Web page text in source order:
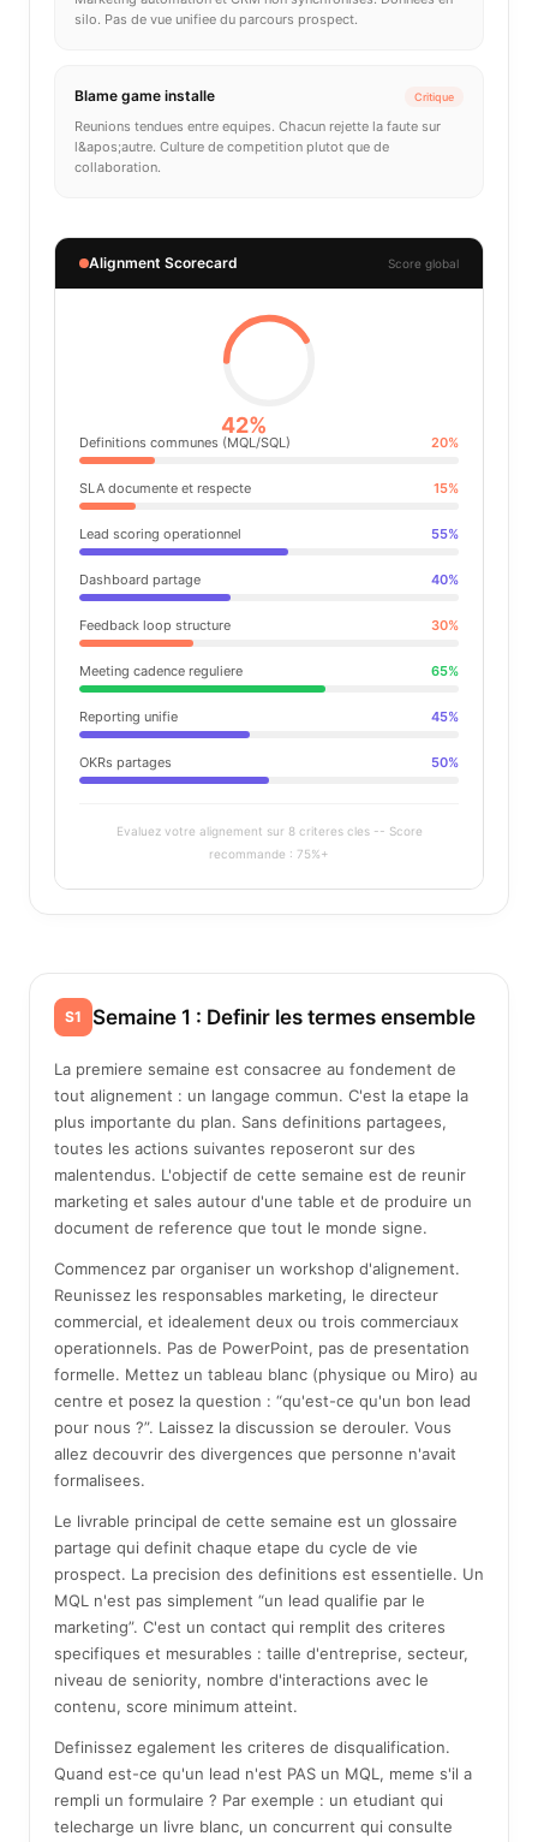
silo. Pas de vue unifiee du parcours prospect.
Blame game installe Critique
Reunions tendues entre equipes. Chacun rejette la faute sur
l&apos;autre. Culture de competition plutot que de
collaboration.
Alignment Scorecard Score global
42%
Definitions communes (MQL/SQL) 20%
SLA documente et respecte 15%
Lead scoring operationnel 55%
Dashboard partage 40%
Feedback loop structure 30%
Meeting cadence reguliere 65%
Reporting unifie 45%
OKRs partages 50%
Evaluez votre alignement sur 8 criteres cles -- Score
recommande : 75%+
S1 Semaine 1 : Definir les termes ensemble
La premiere semaine est consacree au fondement de
tout alignement : un langage commun. C'est la etape la
plus importante du plan. Sans definitions partagees,
toutes les actions suivantes reposeront sur des
malentendus. L'objectif de cette semaine est de reunir
marketing et sales autour d'une table et de produire un
document de reference que tout le monde signe.
Commencez par organiser un workshop d'alignement.
Reunissez les responsables marketing, le directeur
commercial, et idealement deux ou trois commerciaux
operationnels. Pas de PowerPoint, pas de presentation
formelle. Mettez un tableau blanc (physique ou Miro) au
centre et posez la question : “qu'est-ce qu'un bon lead
pour nous ?”. Laissez la discussion se derouler. Vous
allez decouvrir des divergences que personne n'avait
formalisees.
Le livrable principal de cette semaine est un glossaire
partage qui definit chaque etape du cycle de vie
prospect. La precision des definitions est essentielle. Un
MQL n'est pas simplement “un lead qualifie par le
marketing”. C'est un contact qui remplit des criteres
specifiques et mesurables : taille d'entreprise, secteur,
niveau de seniority, nombre d'interactions avec le
contenu, score minimum atteint.
Definissez egalement les criteres de disqualification.
Quand est-ce qu'un lead n'est PAS un MQL, meme s'il a
rempli un formulaire ? Par exemple : un etudiant qui
telecharge un livre blanc, un concurrent qui consulte